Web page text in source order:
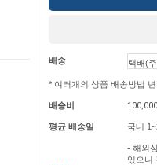
배송
* 여러개의 상품 배송방법
배송비
평균 배송일 국내
- 해외
있으니